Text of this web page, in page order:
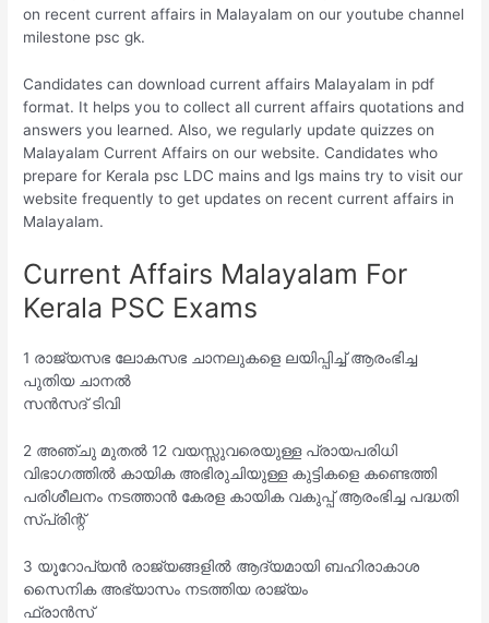
on recent current affairs in Malayalam on our youtube channel
milestone psc gk.
Candidates can download current affairs Malayalam in pdf
format. It helps you to collect all current affairs quotations and
answers you learned. Also, we regularly update quizzes on
Malayalam Current Affairs on our website. Candidates who
prepare for Kerala psc LDC mains and lgs mains try to visit our
website frequently to get updates on recent current affairs in
Malayalam.
Current Affairs Malayalam For
Kerala PSC Exams
1 രാജ്യസഭ ലോകസഭ ചാനലുകളെ ലയിപ്പിച്ച് ആരംഭിച്ച
പുതിയ ചാനൽ
സൻസദ് ടിവി
2 അഞ്ചു മുതൽ 12 വയസ്സുവരെയുള്ള പ്രായപരിധി
വിഭാഗത്തിൽ കായിക അഭിരുചിയുള്ള കുട്ടികളെ കണ്ടെത്തി
പരിശീലനം നടത്താൻ കേരള കായിക വകുപ്പ് ആരംഭിച്ച പദ്ധതി
സ്പ്രിന്റ്
3 യൂറോപ്യൻ രാജ്യങ്ങളിൽ ആദ്യമായി ബഹിരാകാശ
സൈനിക അഭ്യാസം നടത്തിയ രാജ്യം
ഫ്രാൻസ്